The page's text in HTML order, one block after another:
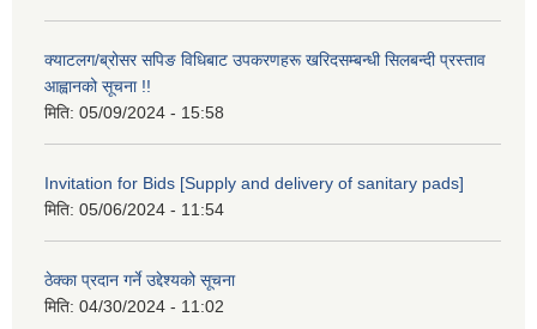
क्याटलग/ब्रोसर सपिङ विधिबाट उपकरणहरू खरिदसम्बन्धी सिलबन्दी प्रस्ताव
आह्वानको सूचना !!
मिति: 05/09/2024 - 15:58
Invitation for Bids [Supply and delivery of sanitary pads]
मिति: 05/06/2024 - 11:54
ठेक्का प्रदान गर्ने उद्देश्यको सूचना
मिति: 04/30/2024 - 11:02